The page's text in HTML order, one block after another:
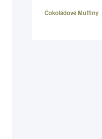
Čokoládové Muffiny